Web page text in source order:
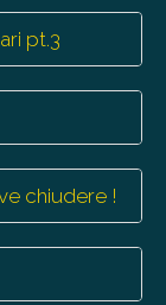
pt.3
chiudere !